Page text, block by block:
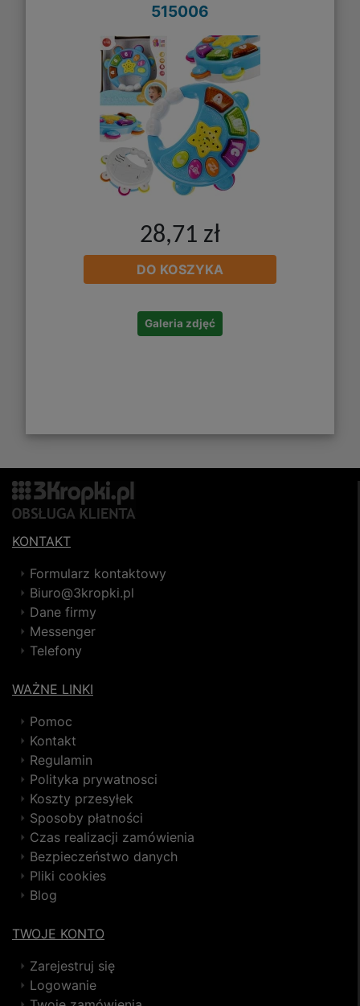
515006
28,71 zł
DO KOSZYKA
Galeria zdjęć
KONTAKT
Formularz kontaktowy
Biuro@3kropki.pl
Dane firmy
Messenger
Telefony
WAŻNE LINKI
Pomoc
Kontakt
Regulamin
Polityka prywatnosci
Koszty przesyłek
Sposoby płatności
Czas realizacji zamówienia
Bezpieczeństwo danych
Pliki cookies
Blog
TWOJE KONTO
Zarejestruj się
Logowanie